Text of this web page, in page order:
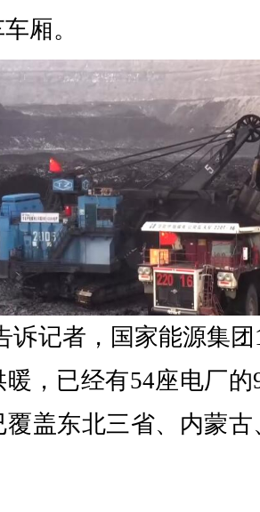
厢。
诉记者，国家能源集
，已经有54座电厂
盖东北三省、内蒙